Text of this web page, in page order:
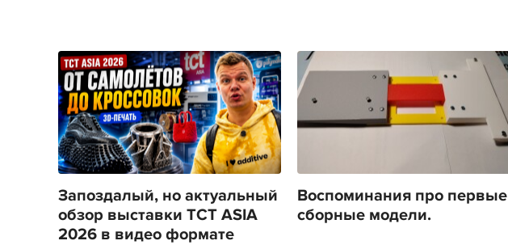
Запоздалый, но актуальный
обзор выставки TCT ASIA
2026 в видео формате
Воспоминания про первые
сборные модели.